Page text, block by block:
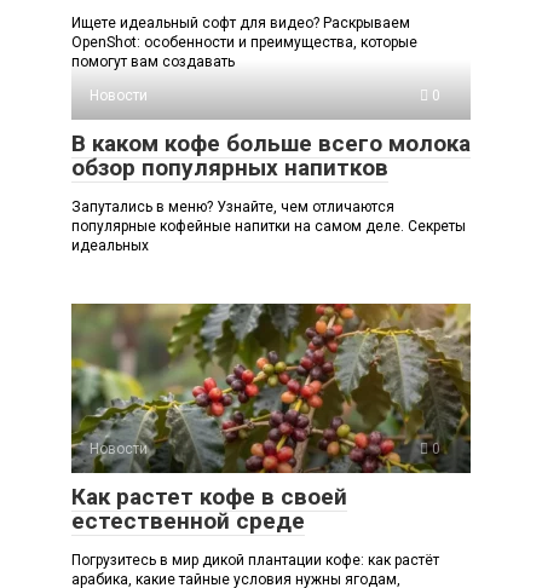
Ищете идеальный софт для видео? Раскрываем
OpenShot: особенности и преимущества, которые
помогут вам создавать
Новости
0
В каком кофе больше всего молока
обзор популярных напитков
Запутались в меню? Узнайте, чем отличаются
популярные кофейные напитки на самом деле. Секреты
идеальных
Новости 0
Как растет кофе в своей
естественной среде
Погрузитесь в мир дикой плантации кофе: как растёт
арабика, какие тайные условия нужны ягодам,